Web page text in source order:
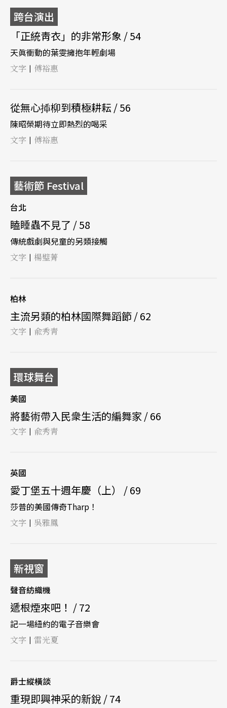
跨台演出
「正統靑衣」的非常形象 / 54
天眞衝動的葉雯擁抱年輕劇場
文字 | 傅裕惠
從無心揷柳到積極耕耘 / 56
陳昭榮期待立即熱烈的喝采
文字 | 傅裕惠
藝術節 Festival
台北
瞌睡蟲不見了 / 58
傳統戲劇與兒童的另類接觸
文字 | 楊璧菁
柏林
主流另類的柏林國際舞蹈節 / 62
文字 | 兪秀靑
環球舞台
美國
將藝術帶入民衆生活的編舞家 / 66
文字 | 兪秀靑
英國
愛丁堡五十週年慶（上） / 69
莎普的美國傳奇Tharp！
文字 | 吳雅鳳
新視窗
聲音紡織機
遞根煙來吧！ / 72
記一場紐約的電子音樂會
文字 | 雷光夏
爵士縱橫談
重現即興神采的新銳 / 74